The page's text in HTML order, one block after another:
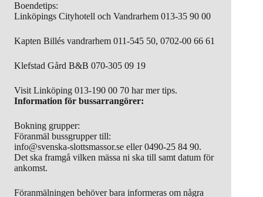
Boendetips:
Linköpings Cityhotell och Vandrarhem 013-35 90 00
Kapten Billés vandrarhem 011-545 50, 0702-00 66 61
Klefstad Gård B&B 070-305 09 19
Visit Linköping 013-190 00 70 har mer tips.
Information för bussarrangörer:
Bokning grupper:
Föranmäl bussgrupper till:
info@svenska-slottsmassor.se eller 0490-25 84 90.
Det ska framgå vilken mässa ni ska till samt datum för
ankomst.
Föranmälningen behöver bara informeras om några